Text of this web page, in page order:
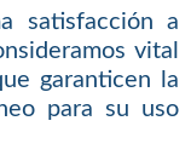
satisfacción a
vital
garanticen la
para su uso